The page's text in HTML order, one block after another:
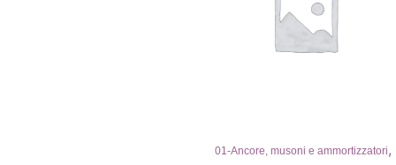
01-Ancore, musoni e ammortizzatori,